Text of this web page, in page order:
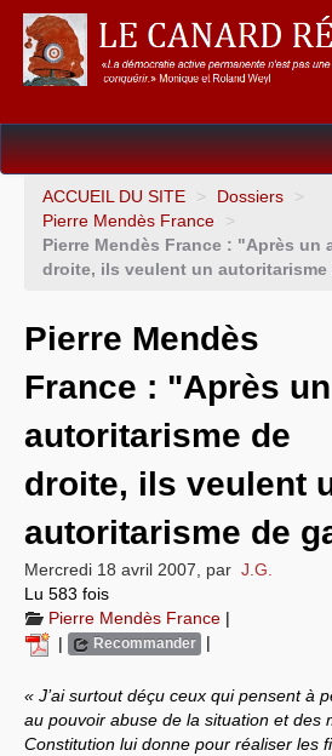
Dossiers
L’Union européenne
Un éléphant, ça trompe énormément !
Gouvernance mondiale &
International
Résistances
L’Empire américain
Systèmes & société sous contrôle
Nouvelles de l’antirépublique
Guerre en Ukraine
ACCUEIL DU SITE > Dossiers
>
Pierre Mendès France
>
Pierre Mendès France : "Après un
droite, ils veulent un autoritarisme
Pierre Mendès
France : "Après un
autoritarisme de
droite, ils veulent
autoritarisme de
Mercredi 18 avril 2007 par J.G.
Lu 583 fois
Pierre Mendès France |
|
Recommander |
« J’ai surtout déçu ceux qui pensent à
au pouvoir abuse de la situation et des
Constitution lui donne pour réaliser les